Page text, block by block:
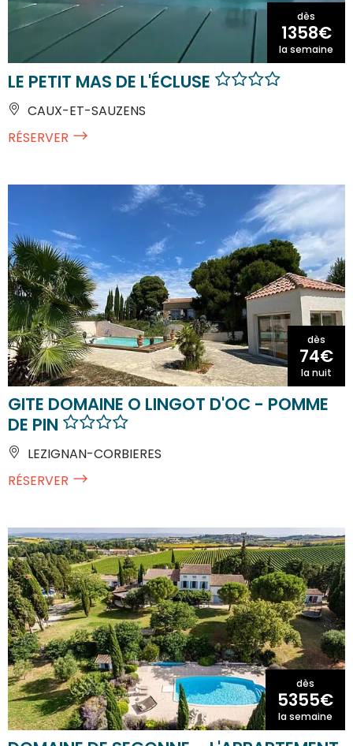
dès
1358€
la semaine
LE PETIT MAS DE L'ÉCLUSE
CAUX-ET-SAUZENS
RÉSERVER
dès
74€
la nuit
GITE DOMAINE O LINGOT D'OC - POMME
DE PIN
LEZIGNAN-CORBIERES
RÉSERVER
dès
5355€
la semaine